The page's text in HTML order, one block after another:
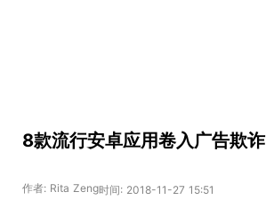
8款流行安卓应用卷入广告欺诈
作者: Rita Zeng时间: 2018-11-27 15:51